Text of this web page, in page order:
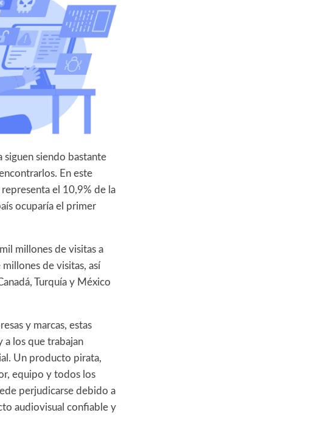
siendo bastante
En este
el 10,9% de la
ocuparía el primer
millones de visitas a
de visitas, así
Turquía y México
y marcas, estas
a los que trabajan
Un producto pirata,
equipo y todos los
perjudicarse debido a
audiovisual confiable y